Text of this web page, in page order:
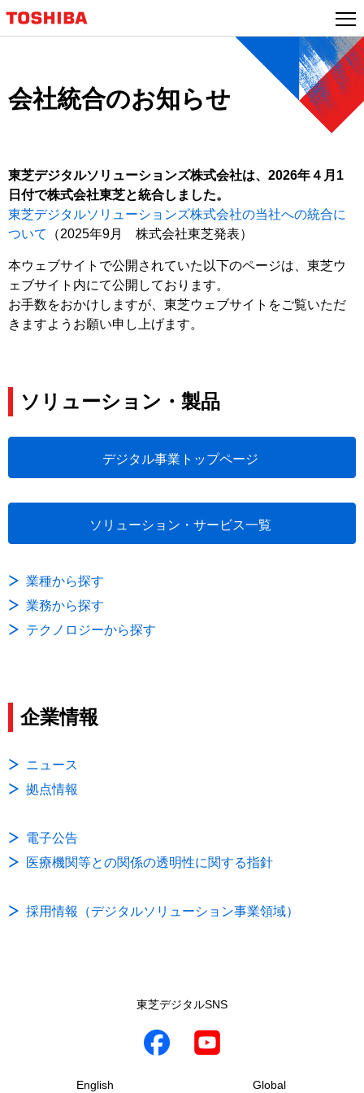
ン
会社統合のお知らせ
東芝デジタルソリューションズ株式会社は、2026年４月1
日付で株式会社東芝と統合しました。
東芝デジタルソリューションズ株式会社の当社への統合に
ついて
（2025年9月 株式会社東芝発表）
本ウェブサイトで公開されていた以下のページは、東芝ウ
ェブサイト内にて公開しております。
お手数をおかけしますが、東芝ウェブサイトをご覧いただ
きますようお願い申し上げます。
ソリューション・製品
デジタル事業トップページ
ソリューション・サービス一覧
業種から探す
業務から探す
テクノロジーから探す
企業情報
ニュース
拠点情報
電子公告
医療機関等との関係の透明性に関する指針
採用情報（デジタルソリューション事業領域）
東芝デジタルSNS
English Global